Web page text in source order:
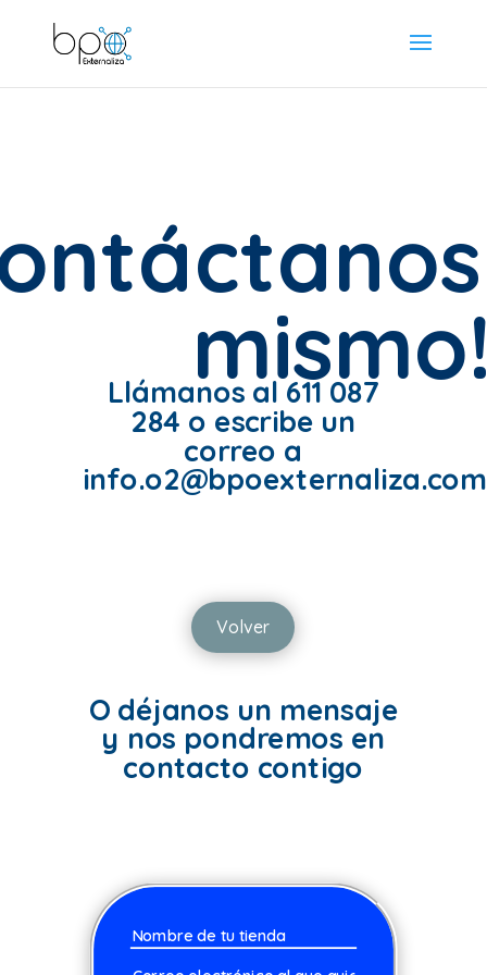
Llámanos al 611 087
284 o escribe un
correo a
info.o2@bpoexternaliza.com
Volver
O déjanos un mensaje
y nos pondremos en
contacto contigo